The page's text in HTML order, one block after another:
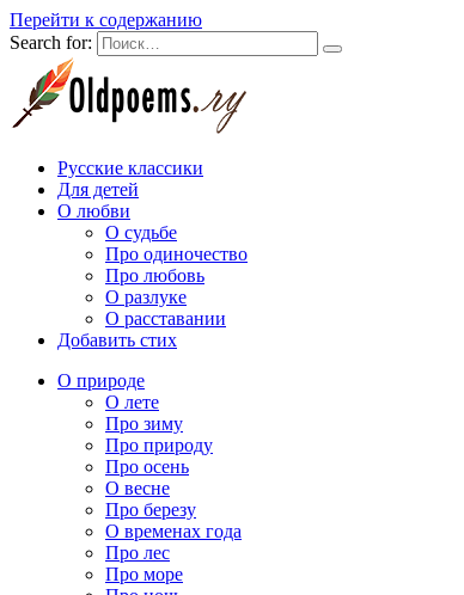
Перейти к содержанию
Search for:
Русские классики
Для детей
О любви
О судьбе
Про одиночество
Про любовь
О разлуке
О расставании
Добавить стих
О природе
О лете
Про зиму
Про природу
Про осень
О весне
Про березу
О временах года
Про лес
Про море